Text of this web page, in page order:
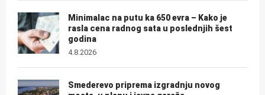
Minimalac na putu ka 650 evra – Kako je
rasla cena radnog sata u poslednjih šest
godina
4.8.2026
Smederevo priprema izgradnju novog